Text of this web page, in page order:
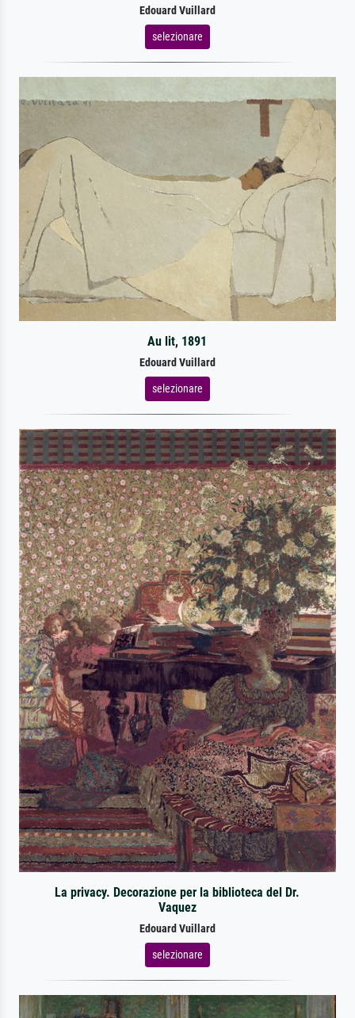
Edouard Vuillard
selezionare
Au lit, 1891
Edouard Vuillard
selezionare
La privacy. Decorazione per la biblioteca del Dr.
Vaquez
Edouard Vuillard
selezionare